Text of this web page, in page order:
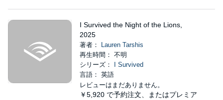
I Survived the Night of the Lions,
2025
著者：
Lauren Tarshis
再生時間： 不明
シリーズ：
I Survived
言語： 英語
レビューはまだありません。
￥5,920 で予約注文、またはプレミア